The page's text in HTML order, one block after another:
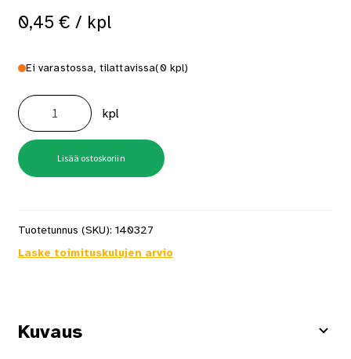
0,45 € / kpl
Ei varastossa, tilattavissa(0 kpl)
Karmiruuvi
6x70
kpl-
myynti
määrä
kpl
Lisää ostoskoriin
Tuotetunnus (SKU): 140327
Laske toimituskulujen arvio
Kuvaus